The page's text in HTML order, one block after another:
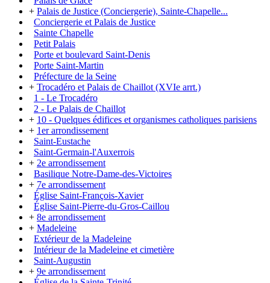
+ Palais de Justice (Conciergerie), Sainte-Chapelle...
Conciergerie et Palais de Justice
Sainte Chapelle
Petit Palais
Porte et boulevard Saint-Denis
Porte Saint-Martin
Préfecture de la Seine
+ Trocadéro et Palais de Chaillot (XVIe arrt.)
1 - Le Trocadéro
2 - Le Palais de Chaillot
+ 10 - Quelques édifices et organismes catholiques parisiens
+ 1er arrondissement
Saint-Eustache
Saint-Germain-l'Auxerrois
+ 2e arrondissement
Basilique Notre-Dame-des-Victoires
+ 7e arrondissement
Église Saint-François-Xavier
Église Saint-Pierre-du-Gros-Caillou
+ 8e arrondissement
+ Madeleine
Extérieur de la Madeleine
Intérieur de la Madeleine et cimetière
Saint-Augustin
+ 9e arrondissement